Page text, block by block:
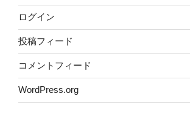
ログイン
投稿フィード
コメントフィード
WordPress.org